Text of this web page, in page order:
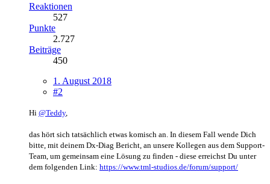
Reaktionen
527
Punkte
2.727
Beiträge
450
1. August 2018
#2
Hi @Teddy,
das hört sich tatsächlich etwas komisch an. In diesem Fall wende Dich
bitte, mit deinem Dx-Diag Bericht, an unsere Kollegen aus dem Support-
Team, um gemeinsam eine Lösung zu finden - diese erreichst Du unter
dem folgenden Link: https://www.tml-studios.de/forum/support/